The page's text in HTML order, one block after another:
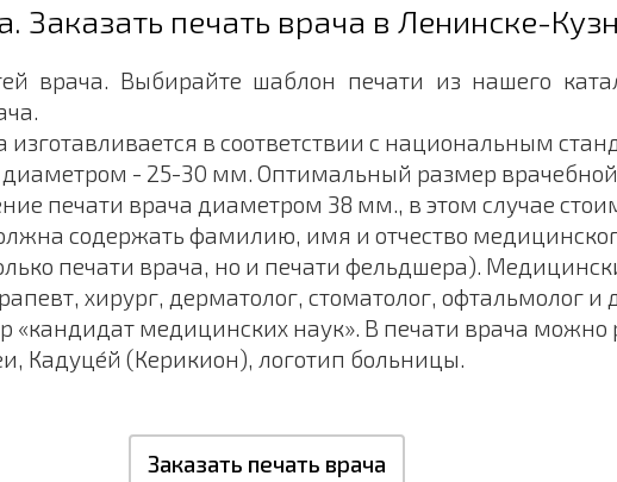
Заказать печать врача в Ленинске-
врача. Выбирайте шаблон печати из нашего
изготавливается в соответствии с национальным
диаметром - 25-30 мм. Оптимальный размер
печати врача диаметром 38 мм., в этом случае
содержать фамилию, имя и отчество
печати врача, но и печати фельдшера).
хирург, дерматолог, стоматолог, офтальмолог и
медицинских наук». В печати врача можно
Кадуце́й (Керикион), логотип больницы.
Заказать печать врача